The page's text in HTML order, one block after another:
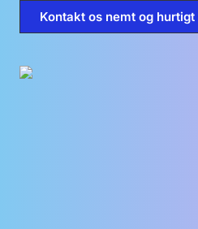
Kontakt os nemt og hurtigt